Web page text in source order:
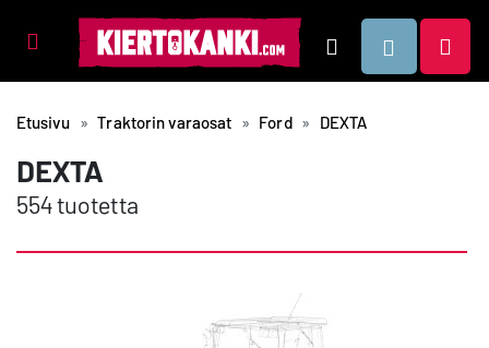
Tuotealueet Hae
Etusivu Traktorin varaosat Ford DEXTA
DEXTA
554 tuotetta